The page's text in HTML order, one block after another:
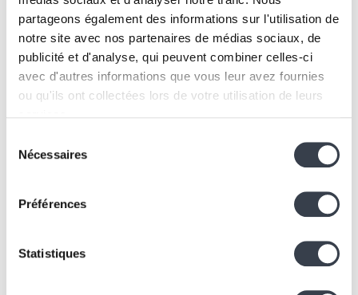
partageons également des informations sur l'utilisation de
notre site avec nos partenaires de médias sociaux, de
publicité et d'analyse, qui peuvent combiner celles-ci
avec d'autres informations que vous leur avez fournies
ou qu'ils ont collectées lors de votre utilisation de leurs
We work with
who may receive and
Nécessaires
Préférences
Statistiques